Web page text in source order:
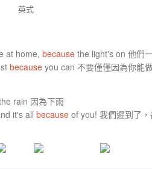
英式
at home, because the light's on 他們
because you can 不要僅僅因為你能
rain 因為下雨
it's all because of you! 我們遲到了，